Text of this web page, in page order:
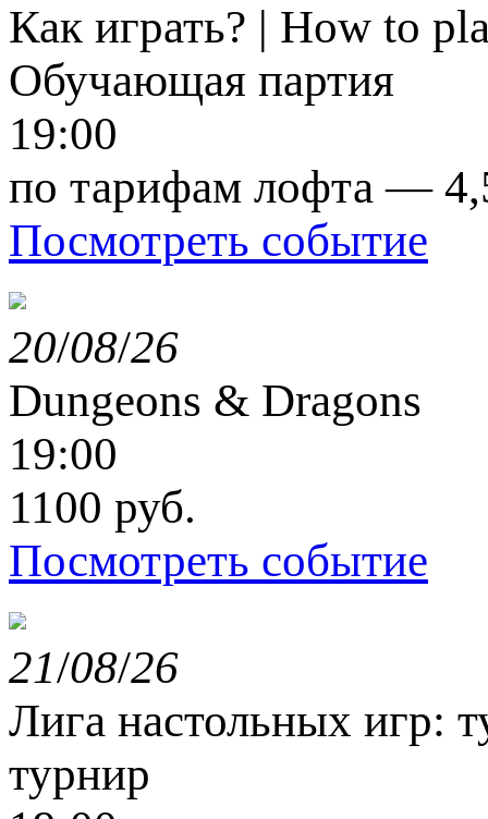
Как играть? | How to
Обучающая партия
19:00
по тарифам лофта —
Посмотреть событие
20/08/26
Dungeons & Dragons
19:00
1100 руб.
Посмотреть событие
21/08/26
Лига настольных игр:
турнир